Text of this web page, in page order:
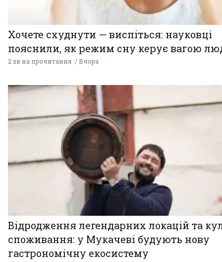
Хочете схуднути — виспіться: науковці
пояснили, як режим сну керує вагою
2 хв на прочитання Вчора
Відродження легендарних локацій та
споживання: у Мукачеві будують нову
гастрономічну екосистему